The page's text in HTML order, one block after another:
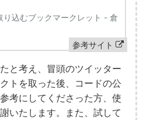
参考サイト
と考え、冒頭のツイッター
トを取った後、コードの公
考にしてくださった方、使
いたします。また、試して